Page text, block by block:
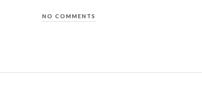
NO COMMENTS